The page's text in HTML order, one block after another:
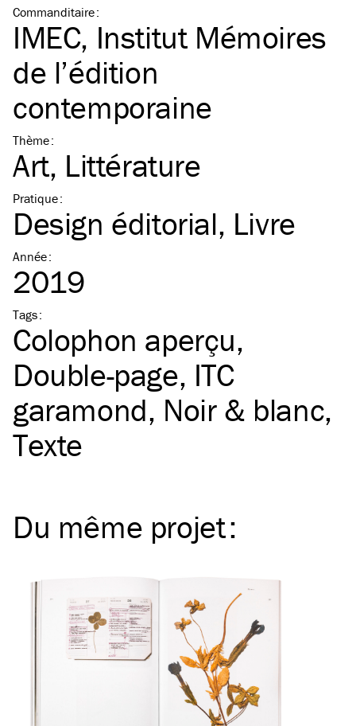
Commanditaire:
IMEC, Institut Mémoires
de l’édition
contemporaine
Thème:
Art Littérature
Pratique:
Design éditorial Livre
Année:
2019
Tags:
Colophon aperçu
Double-page ITC
garamond Noir & blanc
Texte
Du même projet: